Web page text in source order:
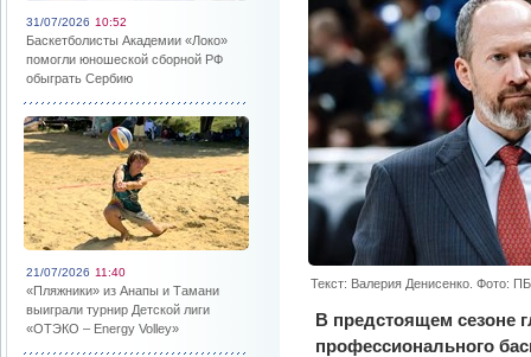
31/07/2026 10:52
Баскетболисты Академии «Локо»
помогли юношеской сборной РФ
обыграть Сербию
21/07/2026 11:40
«Пляжники» из Анапы и Тамани
выиграли турнир Детской лиги
«ОТЭКО – Energy Volley»
Текст: Валерия Денисенко. Фото:
В предстоящем сезоне
профессионального